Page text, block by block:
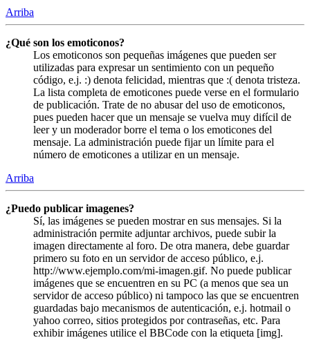
Arriba
¿Qué son los emoticonos?
Los emoticonos son pequeñas imágenes que pueden ser
utilizadas para expresar un sentimiento con un pequeño
código, e.j. :) denota felicidad, mientras que :( denota tristeza.
La lista completa de emoticones puede verse en el formulario
de publicación. Trate de no abusar del uso de emoticonos,
pues pueden hacer que un mensaje se vuelva muy difícil de
leer y un moderador borre el tema o los emoticones del
mensaje. La administración puede fijar un límite para el
número de emoticones a utilizar en un mensaje.
Arriba
¿Puedo publicar imagenes?
Sí, las imágenes se pueden mostrar en sus mensajes. Si la
administración permite adjuntar archivos, puede subir la
imagen directamente al foro. De otra manera, debe guardar
primero su foto en un servidor de acceso público, e.j.
http://www.ejemplo.com/mi-imagen.gif. No puede publicar
imágenes que se encuentren en su PC (a menos que sea un
servidor de acceso público) ni tampoco las que se encuentren
guardadas bajo mecanismos de autenticación, e.j. hotmail o
yahoo correo, sitios protegidos por contraseñas, etc. Para
exhibir imágenes utilice el BBCode con la etiqueta [img].